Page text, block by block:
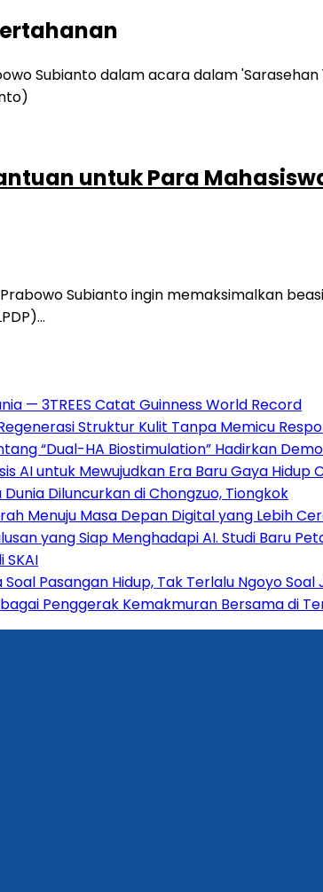
untuk Para
Prabowo Subianto ingin memaksimalkan
— 3TREES Catat Guinness World Record
Struktur Kulit Tanpa Memicu
“Dual-HA Biostimulation” Hadirkan
AI untuk Mewujudkan Era Baru Gaya Hidup
Diluncurkan di Chongzuo, Tiongkok
Menuju Masa Depan Digital yang Lebih
yang Siap Menghadapi AI. Studi Baru
Pasangan Hidup, Tak Terlalu Ngoyo Soal
Penggerak Kemakmuran Bersama di